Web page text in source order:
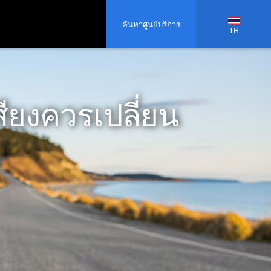
ค้นหาศูนย์บริการ
TH
งควรเปลี่ยน